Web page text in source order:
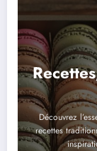
Découvrez
recettes